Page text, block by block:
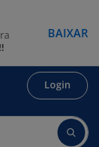
Login
BAIXAR